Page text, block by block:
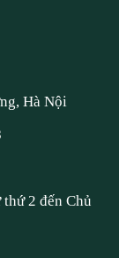
Hà Nội
2 đến Chủ